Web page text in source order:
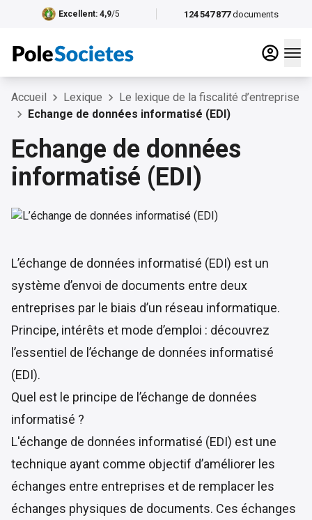
124 547 877 documents
Excellent: 4,9/5
Accueil Lexique
Le lexique de la fiscalité d’entreprise
Echange de données informatisé (EDI)
Echange de données
informatisé (EDI)
L’échange de données informatisé (EDI) est un
système d’envoi de documents entre deux
entreprises par le biais d’un réseau informatique.
Principe, intérêts et mode d’emploi : découvrez
l’essentiel de l’échange de données informatisé
(EDI).
Quel est le principe de l’échange de données
informatisé ?
L'échange de données informatisé (EDI) est une
technique ayant comme objectif d’améliorer les
échanges entre entreprises et de remplacer les
échanges physiques de documents. Ces échanges